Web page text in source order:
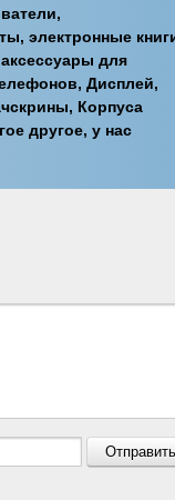
электронные
для
Дисплей,
Корпуса
другое, у нас